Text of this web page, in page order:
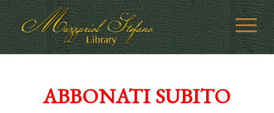
ABBONATI SUBITO